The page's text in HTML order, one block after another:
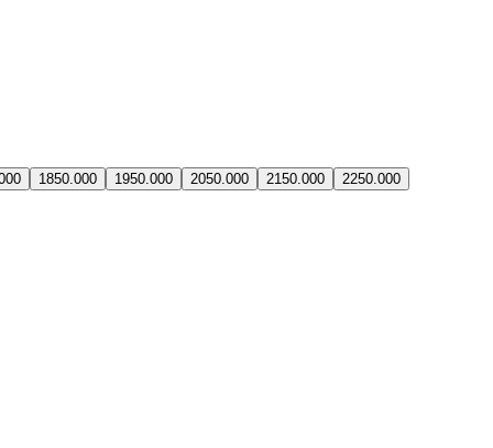
1850.000 1950.000 2050.000 2150.000 2250.000